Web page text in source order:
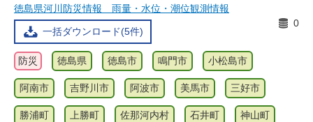
徳島県河川防災情報 雨量・水位・潮位観測情報
一括ダウンロード(5件)
0
防災 徳島県 徳島市 鳴門市 小松島市
阿南市 吉野川市 阿波市 美馬市 三好市
勝浦町 上勝町 佐那河内村 石井町 神山町